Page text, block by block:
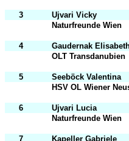
3 Ujvari Vicky
Naturfreunde Wien
4 Gaudernak
OLT Transdanubien
5 Seeböck Valentina
HSV OL Wiener
6 Ujvari Lucia
Naturfreunde Wien
7 Kapeller Gabriele